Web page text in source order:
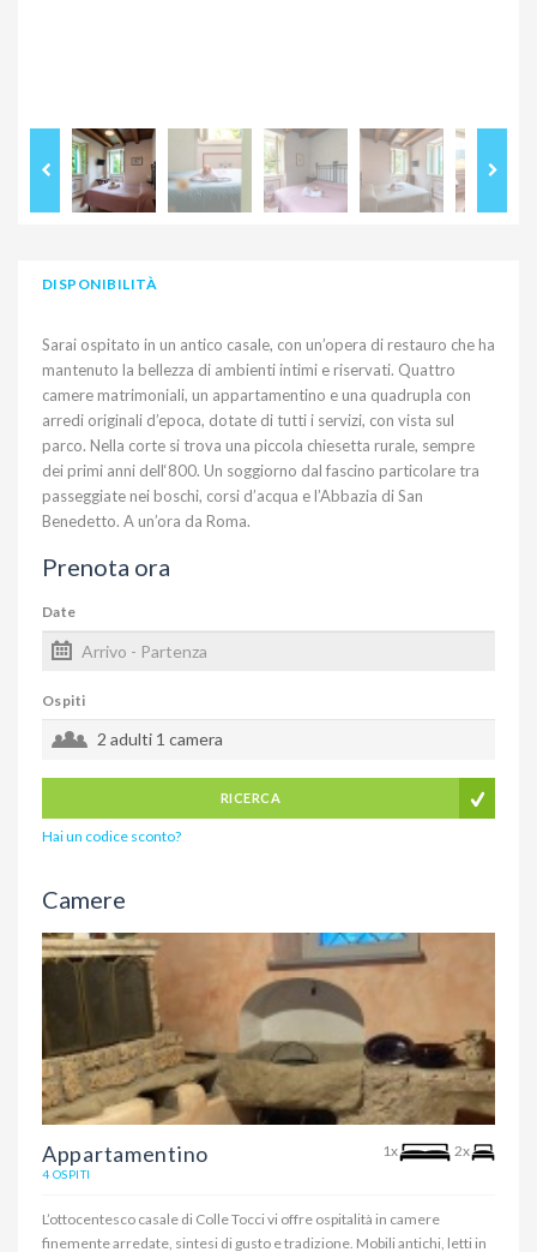
DISPONIBILITÀ
Sarai ospitato in un antico casale, con un’opera di restauro che ha
mantenuto la bellezza di ambienti intimi e riservati. Quattro
camere matrimoniali, un appartamentino e una quadrupla con
arredi originali d’epoca, dotate di tutti i servizi, con vista sul
parco. Nella corte si trova una piccola chiesetta rurale, sempre
dei primi anni dell‘800. Un soggiorno dal fascino particolare tra
passeggiate nei boschi, corsi d’acqua e l’Abbazia di San
Benedetto. A un’ora da Roma.
Prenota ora
Date
Ospiti
2 adulti 1 camera
RICERCA
Hai un codice sconto?
Camere
Appartamentino 1x 2x
4 OSPITI
L’ottocentesco casale di Colle Tocci vi offre ospitalità in camere
finemente arredate, sintesi di gusto e tradizione. Mobili antichi, letti in